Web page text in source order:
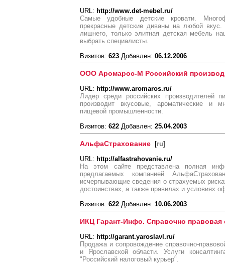
URL: http://www.det-mebel.ru/
Самые удобные детские кровати.
прекрасные детские диваны на любой
лишнего, только элитная детская мебель
выбрать специалисты.
Визитов: 623 Добавлен: 06.12.2006
ООО Аромарос-М Российский
URL: http://www.aromaros.ru/
Лидер среди российских производителей
производит вкусовые, ароматические и
пищевой промышленности.
Визитов: 622 Добавлен: 25.04.2003
АльфаСтрахование [ru]
URL: http://alfastrahovanie.ru/
На этом сайте представлена полная
предлагаемых компанией
исчерпывающие сведения о страхуемых
достоинствах, а также правилах и условиях
Визитов: 622 Добавлен: 10.06.2003
ИКЦ Гарант-Инфо. Справочно правовая
URL: http://garant.yaroslavl.ru/
Продажа и сопровождение справочно-
и Ярославской области. Услуги
"Российский налоговый курьер".